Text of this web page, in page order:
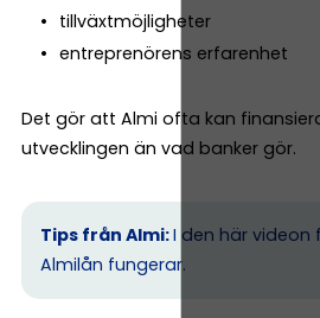
tillväxtmöjligheter
entreprenörens erfarenhet
Det gör att Almi ofta kan
utvecklingen än vad banker gör.
Tips från Almi:I den här
Almilån fungerar.